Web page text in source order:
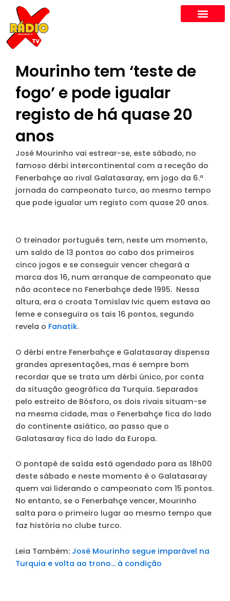
content
Mourinho tem ‘teste de
fogo’ e pode igualar
registo de há quase 20
anos
José Mourinho vai estrear-se, este sábado, no
famoso dérbi intercontinental com a receção do
Fenerbahçe ao rival Galatasaray, em jogo da 6.ª
jornada do campeonato turco, ao mesmo tempo
que pode igualar um registo com quase 20 anos.
O treinador português tem, neste um momento,
um saldo de 13 pontos ao cabo dos primeiros
cinco jogos e se conseguir vencer chegará a
marca dos 16, num arranque de campeonato que
não acontece no Fenerbahçe dede 1995. Nessa
altura, era o croata Tomislav Ivic quem estava ao
leme e conseguira os tais 16 pontos, segundo
revela o Fanatik.
O dérbi entre Fenerbahçe e Galatasaray dispensa
grandes apresentações, mas é sempre bom
recordar que se trata um dérbi único, por conta
da situação geográfica da Turquia. Separados
pelo estreito de Bósforo, os dois rivais situam-se
na mesma cidade, mas o Fenerbahçe fica do lado
do continente asiático, ao passo que o
Galatasaray fica do lado da Europa.
O pontapé de saída está agendado para as 18h00
deste sábado e neste momento é o Galatasaray
quem vai liderando o campeonato com 15 pontos.
No entanto, se o Fenerbahçe vencer, Mourinho
salta para o primeiro lugar ao mesmo tempo que
faz história no clube turco.
Leia Também: José Mourinho segue imparável na
Turquia e volta ao trono… à condição